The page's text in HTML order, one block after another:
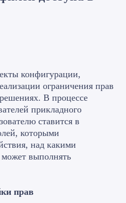
конфигурации,
ограничения прав
В процессе
прикладного
ставится в
которыми
над какими
выполнять
прав